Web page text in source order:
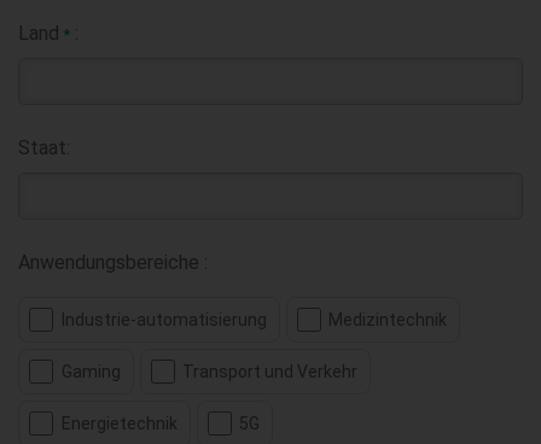
Land * :
Staat:
Anwendungsbereiche :
Industrie-automatisierung Medizintechnik
Gaming Transport und Verkehr
Energietechnik 5G